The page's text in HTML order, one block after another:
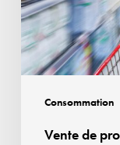
Consommation
précisions
sur
l’objectif
de
Vente de